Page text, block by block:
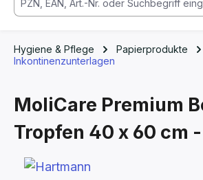
Hygiene & Pflege
Papierprodukte
Inkontinenzunterlagen
MoliCare Premium
Tropfen 40 x 60 cm